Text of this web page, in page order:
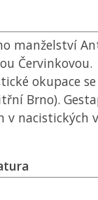
manželství
Červinkovou.
okupace
Brno).
v nacistických